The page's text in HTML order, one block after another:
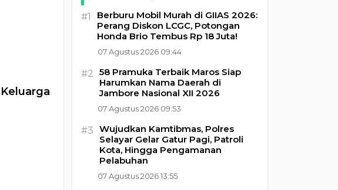
#1
Berburu Mobil Murah di GIIAS 2026:
Perang Diskon LCGC, Potongan
Honda Brio Tembus Rp 18 Juta!
07 Agustus 2026 09:44
#2 58 Pramuka Terbaik Maros Siap
Harumkan Nama Daerah di
Jambore Nasional XII 2026
07 Agustus 2026 09:53
#3 Wujudkan Kamtibmas, Polres
Selayar Gelar Gatur Pagi, Patroli
Kota, Hingga Pengamanan
Pelabuhan
07 Agustus 2026 13:55